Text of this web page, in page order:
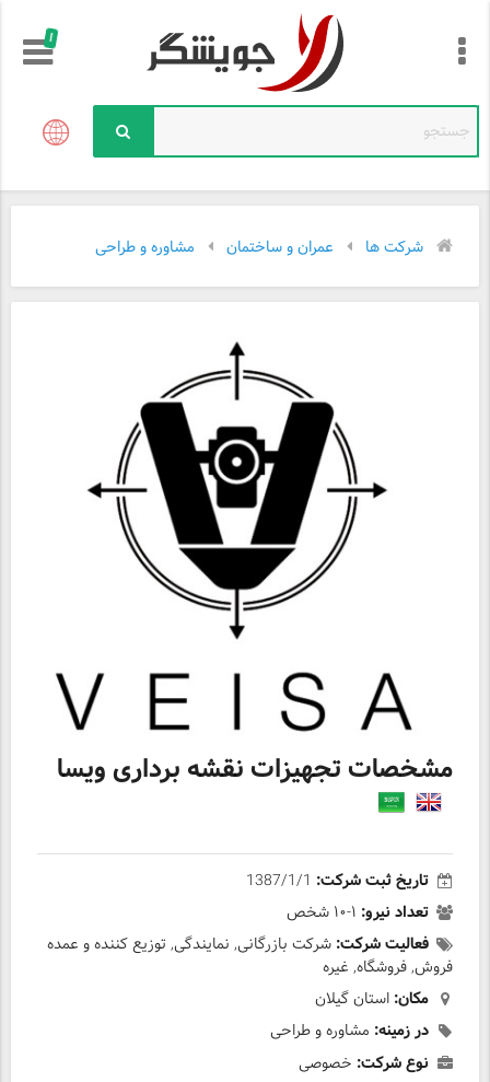
!
شرکت ها عمران و ساختمان مشاوره و طراحی
مشخصات تجهیزات نقشه برداری ویسا
تاریخ ثبت شرکت: 1387/1/1
تعداد نیرو: ۱-۱۰ شخص
فعالیت شرکت: شرکت بازرگانی, نمایندگی, توزیع کننده و عمده
فروش, فروشگاه, غیره
مکان: استان گیلان
در زمینه: مشاوره و طراحی
نوع شرکت: خصوصی